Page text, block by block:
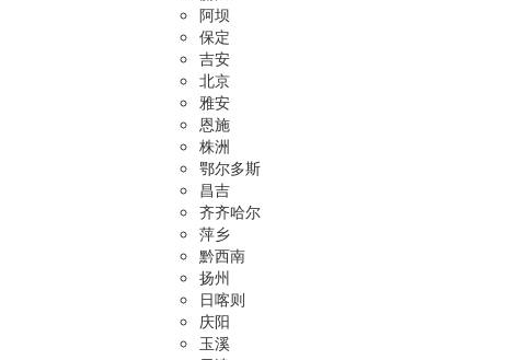
阿坝
保定
吉安
北京
雅安
恩施
株洲
鄂尔多斯
昌吉
齐齐哈尔
萍乡
黔西南
扬州
日喀则
庆阳
玉溪